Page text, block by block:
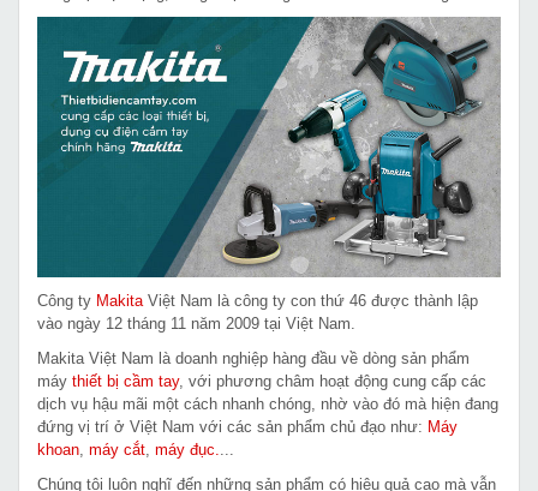
Công ty MakitaViệt Nam là công ty con thứ 46 được thành lập
vào ngày 12 tháng 11 năm 2009 tại Việt Nam.
Makita Việt Nam là doanh nghiệp hàng đầu về dòng sản phẩm
máy thiết bị cầm tay, với phương châm hoạt động cung cấp các
dịch vụ hậu mãi một cách nhanh chóng, nhờ vào đó mà hiện đang
đứng vị trí ở Việt Nam với các sản phẩm chủ đạo như: Máy
khoan, máy cắt, máy đục....
Chúng tôi luôn nghĩ đến những sản phẩm có hiệu quả cao mà vẫn